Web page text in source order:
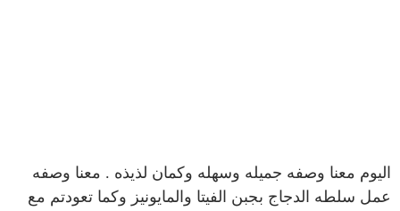
اليوم معنا وصفه جميله وسهله وكمان لذيذه . معنا وصفه
عمل سلطه الدجاج بجبن الفيتا والمايونيز وكما تعودتم مع